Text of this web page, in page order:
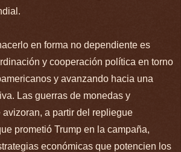
en forma no dependiente es
y cooperación política en torno
y avanzando hacia una
Las guerras de monedas y
a partir del repliegue
prometió Trump en la campaña,
económicas que potencien los